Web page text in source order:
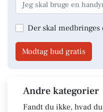
Der skal
Modtag bud gratis
Andre kategorier
Fandt du ikke, hvad